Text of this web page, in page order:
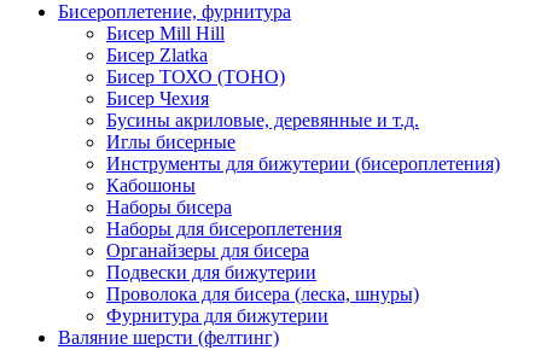
Бисероплетение, фурнитура
Бисер Mill Hill
Бисер Zlatka
Бисер ТОХО (TOHO)
Бисер Чехия
Бусины акриловые, деревянные и т.д.
Иглы бисерные
Инструменты для бижутерии (бисероплетения)
Кабошоны
Наборы бисера
Наборы для бисероплетения
Органайзеры для бисера
Подвески для бижутерии
Проволока для бисера (леска, шнуры)
Фурнитура для бижутерии
Валяние шерсти (фелтинг)